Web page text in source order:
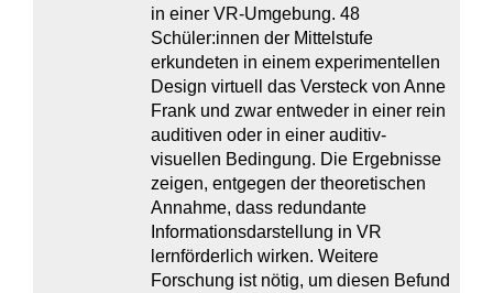
in einer VR-Umgebung. 48
Schüler:innen der Mittelstufe
erkundeten in einem experimentellen
Design virtuell das Versteck von Anne
Frank und zwar entweder in einer rein
auditiven oder in einer auditiv-
visuellen Bedingung. Die Ergebnisse
zeigen, entgegen der theoretischen
Annahme, dass redundante
Informationsdarstellung in VR
lernförderlich wirken. Weitere
Forschung ist nötig, um diesen Befund